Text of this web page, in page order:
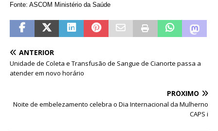
Fonte: ASCOM Ministério da Saúde
ANTERIOR
Unidade de Coleta e Transfusão de Sangue de Cianorte passa a
atender em novo horário
PRÓXIMO
Noite de embelezamento celebra o Dia Internacional da Mulherno
CAPS i